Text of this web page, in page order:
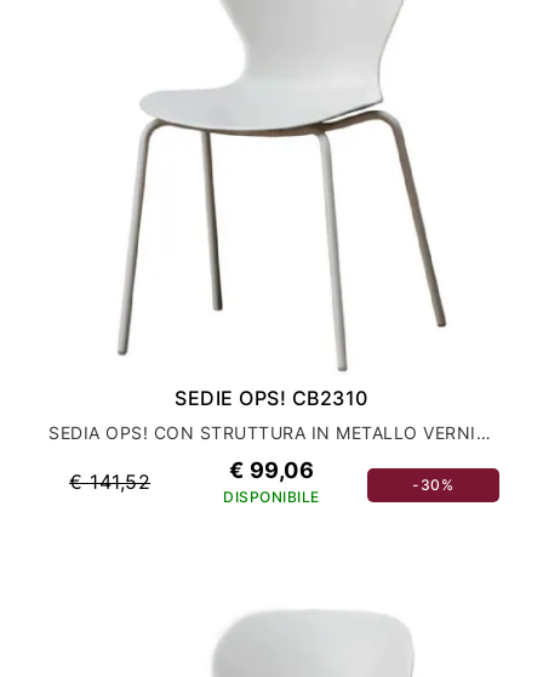
SEDIE OPS! CB2310
SEDIA OPS! CON STRUTTURA IN METALLO VERNICIATO
€ 141,52 € 99,06
DISPONIBILE
-30%